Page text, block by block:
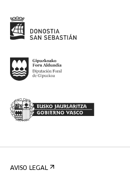
AVISO LEGAL